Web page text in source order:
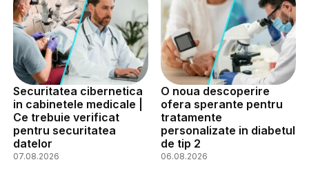
Securitatea cibernetica
in cabinetele medicale |
Ce trebuie verificat
pentru securitatea
datelor
07.08.2026
O noua descoperire
ofera sperante pentru
tratamente
personalizate in diabetul
de tip 2
06.08.2026